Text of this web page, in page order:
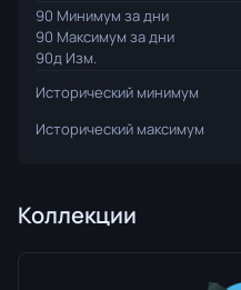
90 Минимум за дни
90 Максимум за дни
90д Изм.
Исторический минимум
Исторический максимум
Коллекции